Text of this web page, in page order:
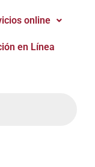
online
en Línea